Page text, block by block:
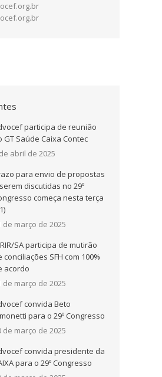
participa de reunião
GT Saúde Caixa Contec
abril de 2025
para envio de propostas
discutidas no 29º
começa nesta terça
de março de 2025
SA participa de mutirão
conciliações SFH com 100%
acordo
de março de 2025
convida Beto
para o 29º Congresso
de março de 2025
convida presidente da
para o 29º Congresso